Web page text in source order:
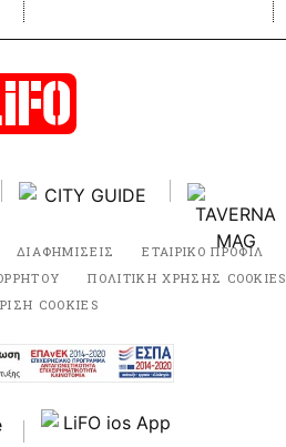
ΔΙΑΦΗΜΙΣΕΙΣ ΕΤΑΙΡΙΚΟ ΠΡΟΦΙΛ
ΠΟΛΙΤΙΚΗ ΧΡΗΣΗΣ COOKIES
COOKIES